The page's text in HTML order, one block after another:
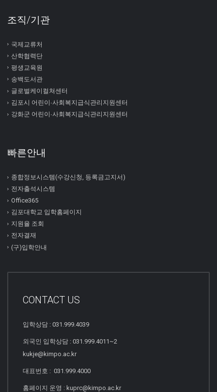
조직/기관
국제교류처
산학협력단
평생교육원
송백도서관
글로벌케이컬쳐센터
김포시 어린이∙사회복지급식관리지원센터
강화군 어린이∙사회복지급식관리지원센터
빠른안내
종합정보시스템(수강신청, 등록금고지서)
전자출석시스템
Office365
김포대학교 입학홈페이지
지원율 조회
전자결재
(구)입학안내
CONTACT US
입학상담 : 031.999.4039
외국인 입학상담 : 031.999.4011~2
kukje@kimpo.ac.kr
대표번호 : 031.999.4000
홈페이지 운영 : kuprc@kimpo.ac.kr